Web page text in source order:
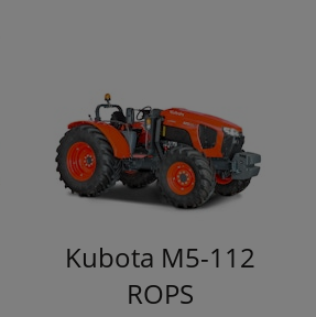
Kubota M5-112
ROPS